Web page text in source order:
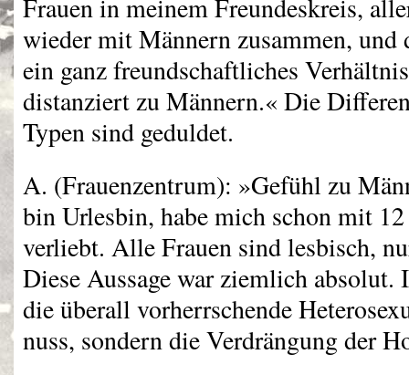
Frauen in meinem Freundeskreis,
wieder mit Männern zusammen, und
ein ganz freundschaftliches
distanziert zu Männern.« Die
Typen sind geduldet.
A. (Frauenzentrum): »Gefühl zu
bin Urlesbin, habe mich schon mit
verliebt. Alle Frauen sind lesbisch,
Diese Aussage war ziemlich absolut.
die überall vorherrschende
nuss, sondern die Verdrängung der